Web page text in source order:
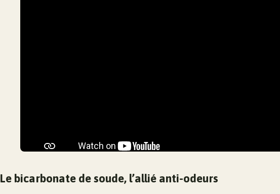
Le bicarbonate de soude, l’allié anti-odeurs